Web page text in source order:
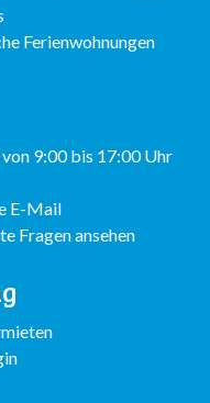
Ferienwohnungen
9:00 bis 17:00 Uhr
E-Mail
Fragen ansehen